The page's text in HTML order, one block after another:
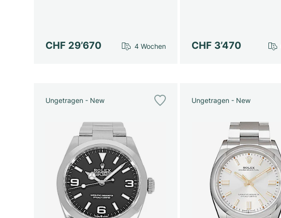
CHF 29’670 4 Wochen CHF 3’470
Ungetragen - New Ungetragen - New